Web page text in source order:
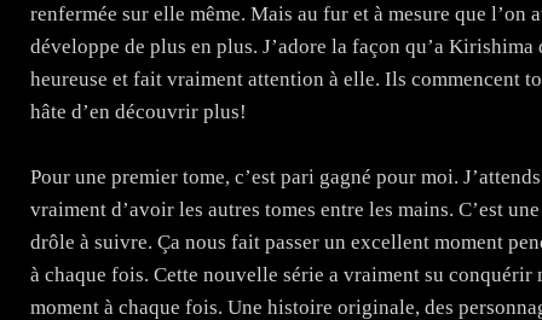
renfermée sur elle même. Mais au fur et à mesure que
développe de plus en plus. J’adore la façon qu’a
heureuse et fait vraiment attention à elle. Ils commencent
hâte d’en découvrir plus!
Pour une premier tome, c’est pari gagné pour moi.
vraiment d’avoir les autres tomes entre les mains. C’est
drôle à suivre. Ça nous fait passer un excellent moment
à chaque fois. Cette nouvelle série a vraiment su
moment à chaque fois. Une histoire originale, des